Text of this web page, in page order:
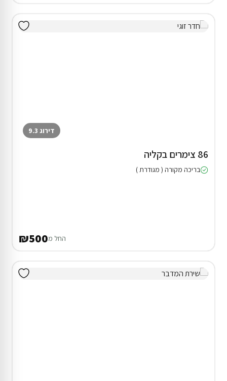
דירוג 9.3
86 צימרים בקליה
בריכה מקורה ( מגודרת )
החל מ₪500